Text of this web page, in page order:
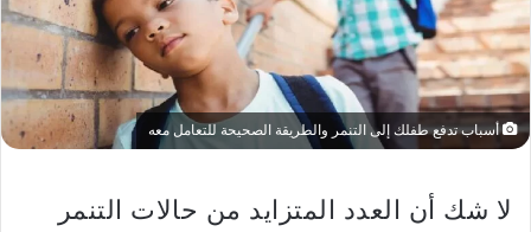
أسباب تدفع طفلك إلى التنمر والطريقة الصحيحة للتعامل معه
لا شك أن العدد المتزايد من حالات التنمر